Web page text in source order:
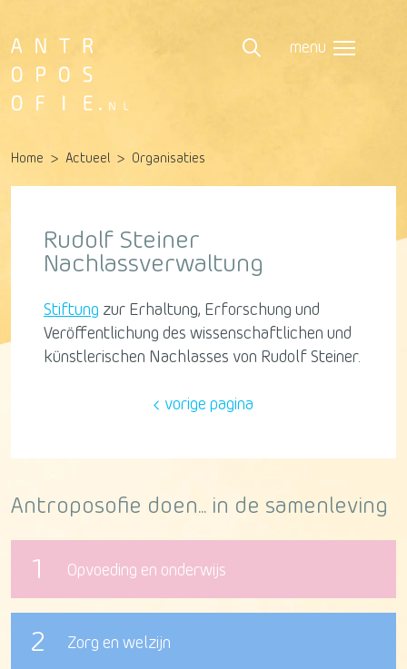
menu
Home Actueel Organisaties
Rudolf Steiner
Nachlassverwaltung
Stiftung zur Erhaltung, Erforschung und
Veröffentlichung des wissenschaftlichen und
künstlerischen Nachlasses von Rudolf Steiner.
vorige pagina
Antroposofie doen... in de samenleving
1 Opvoeding en onderwijs
2 Zorg en welzijn